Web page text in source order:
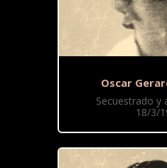
Oscar
Secuestrado y
18/3/